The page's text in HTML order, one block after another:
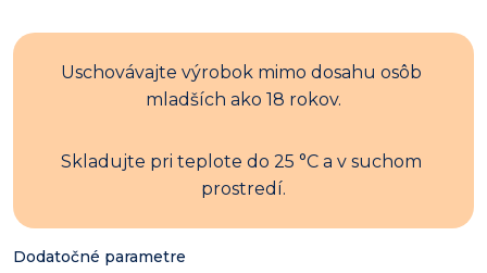
Uschovávajte výrobok mimo dosahu osôb
mladších ako 18 rokov.
Skladujte pri teplote do 25 °C a v suchom
prostredí.
Dodatočné parametre